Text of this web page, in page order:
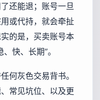
还能退；账号一旦
或代持，就会牵扯
的是，买卖账号本
快、长期”。
何灰色交易背书。
常见坑位、以及更